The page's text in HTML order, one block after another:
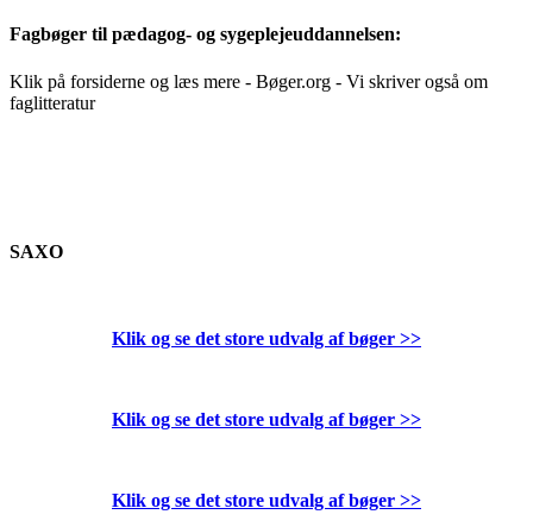
Fagbøger til pædagog- og sygeplejeuddannelsen:
Klik på forsiderne og læs mere - Bøger.org - Vi skriver også om
faglitteratur
SAXO
Klik og se det store udvalg af bøger >>
Klik og se det store udvalg af bøger >>
Klik og se det store udvalg af bøger >>